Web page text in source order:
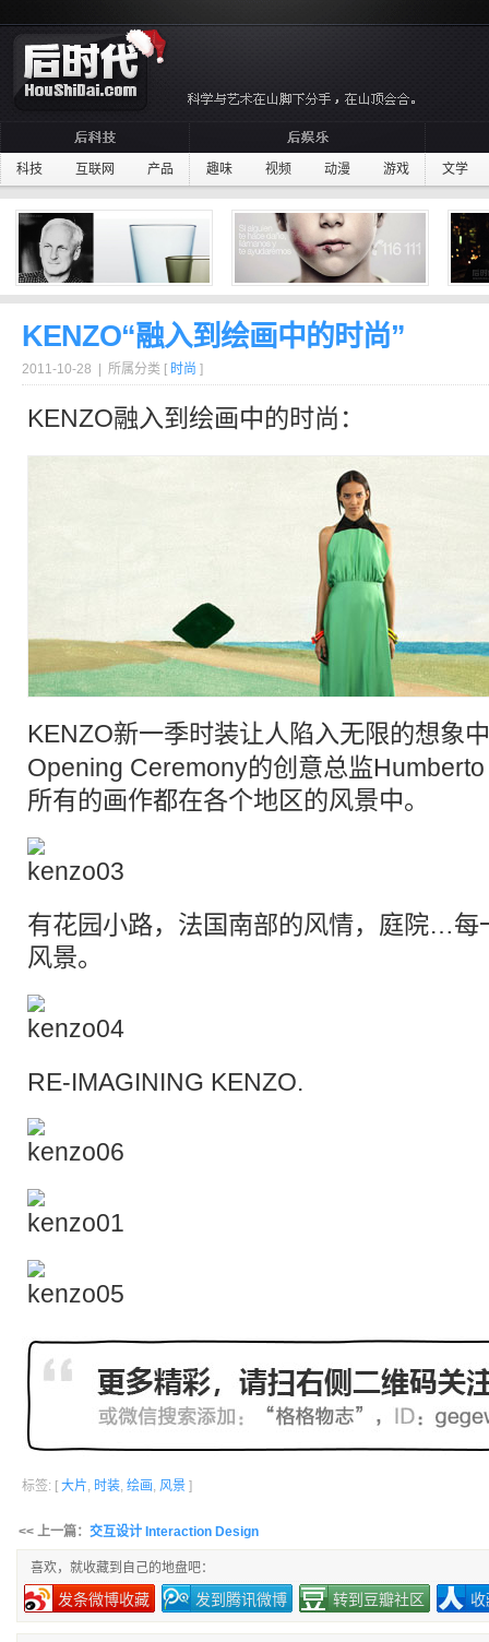
科技 互联网 产品 趣味 视频 动漫 游戏 文学
KENZO“融入到绘画中的时尚”
2011-10-28 | 所属分类 [ 时尚 ]
KENZO融入到 绘画中的时尚：
KENZO新一季时装让人陷入无限的想象
Opening Ceremony的创意总监
所有的画作都在各个地区的风景中。
有花园小路，法国南部的风情，庭院…每
风景。
RE-IMAGINING KENZO.
标签: [ 大片, 时装, 绘画, 风景 ]
<< 上一篇： 交互设计 Interaction Design
喜欢，就收藏到自己的地盘吧：
发条微博收藏 发到腾讯微博 转到豆瓣社区